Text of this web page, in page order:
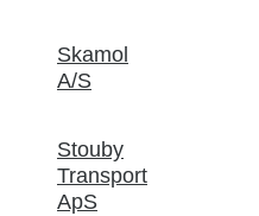
Skamol
A/S
Stouby
Transport
ApS